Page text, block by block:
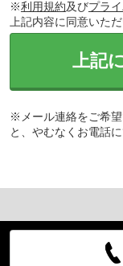
※利用規約及びプラ
上記内容に同意いた
上記
※メール連絡をご希
と、やむなくお電話